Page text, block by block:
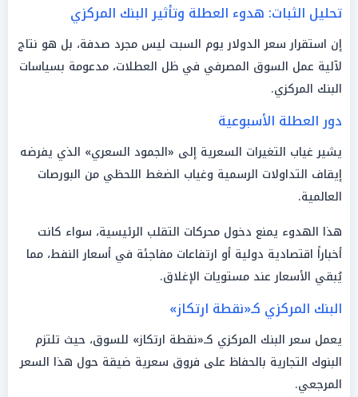
تحليل الثبات: هدوء العطلة وتأثير البنك المركزي
إن استقرار سعر الدولار يوم السبت ليس مجرد صدفة، بل هو نتاج
لآلية عمل السوق المصرفي في ظل العطلات، مدعومة بسياسات
البنك المركزي.
دور العطلة الأسبوعية
يشير غياب التغيرات السعرية إلى «الجمود السعري» الذي يفرضه
إيقاف التداولات الرسمية وغياب الضغط اللحظي من البورصات
العالمية.
هذا الهدوء يمنع دخول محركات التقلب الرئيسية، سواء كانت
أخباراً اقتصادية دولية أو ارتفاعات مفاجئة في أسعار النفط، مما
يُبقي الأسعار عند مستويات الإغلاق.
البنك المركزي كـ«نقطة ارتكاز»
يعمل سعر البنك المركزي كـ«نقطة ارتكاز» للسوق، حيث تلتزم
البنوك التجارية بالحفاظ على فروق سعرية ضيقة حول هذا السعر
المرجعي.